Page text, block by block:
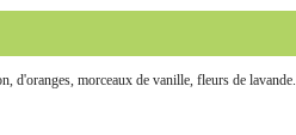
d'oranges, morceaux de vanille, fleurs de lavande.